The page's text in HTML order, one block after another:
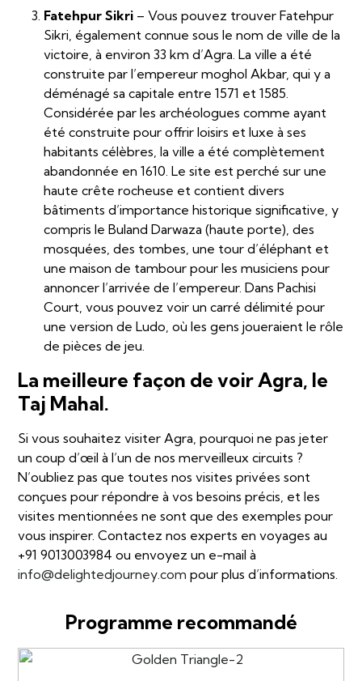
Fatehpur Sikri – Vous pouvez trouver Fatehpur
Sikri, également connue sous le nom de ville de la
victoire, à environ 33 km d’Agra. La ville a été
construite par l’empereur moghol Akbar, qui y a
déménagé sa capitale entre 1571 et 1585.
Considérée par les archéologues comme ayant
été construite pour offrir loisirs et luxe à ses
habitants célèbres, la ville a été complètement
abandonnée en 1610. Le site est perché sur une
haute crête rocheuse et contient divers
bâtiments d’importance historique significative, y
compris le Buland Darwaza (haute porte), des
mosquées, des tombes, une tour d’éléphant et
une maison de tambour pour les musiciens pour
annoncer l’arrivée de l’empereur. Dans Pachisi
Court, vous pouvez voir un carré délimité pour
une version de Ludo, où les gens joueraient le rôle
de pièces de jeu.
La meilleure façon de voir Agra, le
Taj Mahal.
Si vous souhaitez visiter Agra, pourquoi ne pas jeter
un coup d’œil à l’un de nos merveilleux circuits ?
N’oubliez pas que toutes nos visites privées sont
conçues pour répondre à vos besoins précis, et les
visites mentionnées ne sont que des exemples pour
vous inspirer. Contactez nos experts en voyages au
+91 9013003984 ou envoyez un e-mail à
info@delightedjourney.com pour plus d’informations.
Programme recommandé